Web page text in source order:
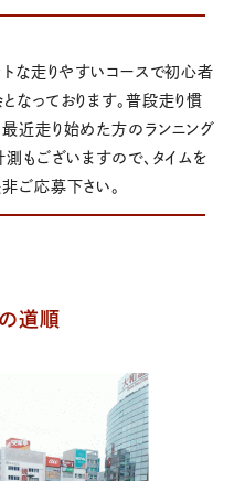
トな走りやすいコースで初心者
なっております。普段走り慣
近走り始めた方のランニング
もございますので、タイムを
ご応募下さい。
道順